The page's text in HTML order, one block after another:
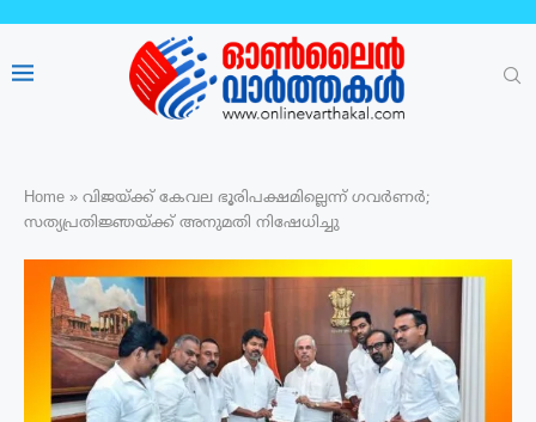
Home » വിജയ്ക്ക് കേവല ഭൂരിപക്ഷമില്ലെന്ന് ഗവർണർ;
സത്യപ്രതിജ്ഞയ്ക്ക് അനുമതി നിഷേധിച്ചു